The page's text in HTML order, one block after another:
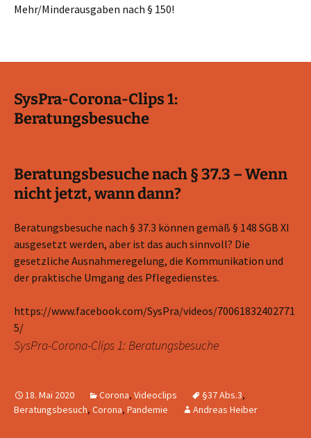
Mehr/Minderausgaben nach § 150!
SysPra-Corona-Clips 1:
Beratungsbesuche
Beratungsbesuche nach § 37.3 – Wenn
nicht jetzt, wann dann?
Beratungsbesuche nach § 37.3 können gemäß § 148 SGB XI
ausgesetzt werden, aber ist das auch sinnvoll? Die
gesetzliche Ausnahmeregelung, die Kommunikation und
der praktische Umgang des Pflegedienstes.
https://www.facebook.com/SysPra/videos/70061832402771
5/
SysPra-Corona-Clips 1: Beratungsbesuche
18. Mai 2020 Corona, Videoclips §37 Abs.3,
Beratungsbesuch, Corona, Pandemie Andreas Heiber